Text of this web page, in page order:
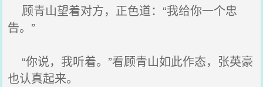
顾青山望着对方，正色道：“我给你一个忠
告。”
“你说，我听着。”看顾青山如此作态，张英豪
也认真起来。